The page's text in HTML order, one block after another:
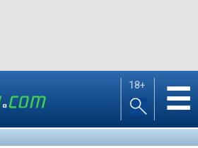
18+ ☰